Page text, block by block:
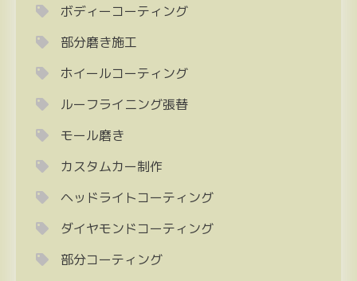
ボディーコーティング
部分磨き施工
ホイールコーティング
ルーフライニング張替
モール磨き
カスタムカー制作
ヘッドライトコーティング
ダイヤモンドコーティング
部分コーティング